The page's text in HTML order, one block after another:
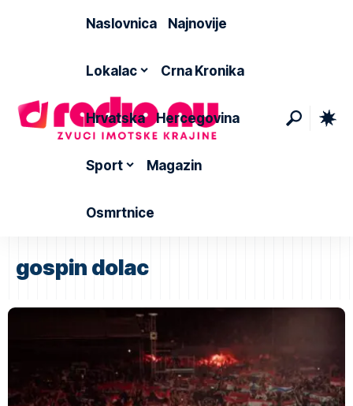
Naslovnica Najnovije
Lokalac Crna Kronika
Hrvatska Hercegovina
Sport Magazin
Osmrtnice
gospin dolac